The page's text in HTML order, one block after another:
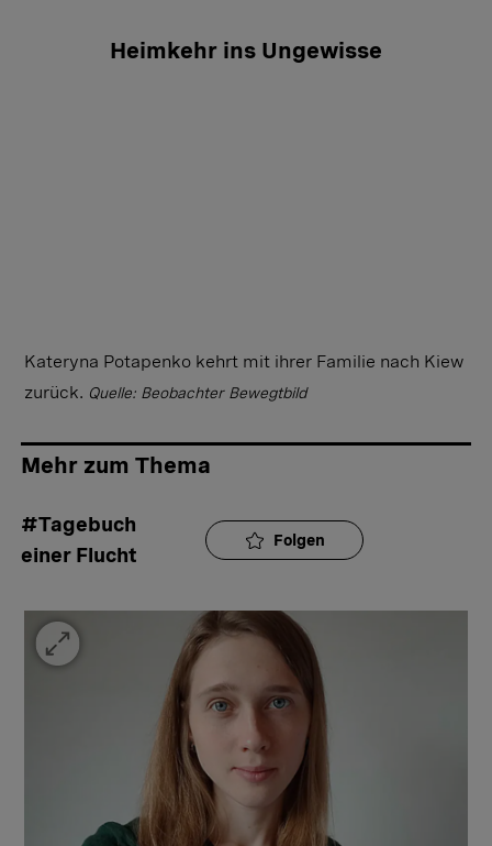
Heimkehr ins Ungewisse
Kateryna Potapenko kehrt mit ihrer Familie nach Kiew
zurück. Quelle: Beobachter Bewegtbild
Mehr zum Thema
#Tagebuch
einer Flucht
Folgen